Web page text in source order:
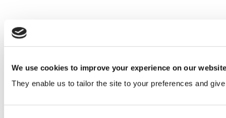
We use cookies to improve your experience on our website
They enable us to tailor the site to your preferences and